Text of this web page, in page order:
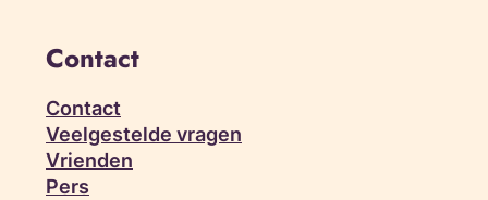
Contact
Contact
Veelgestelde vragen
Vrienden
Pers